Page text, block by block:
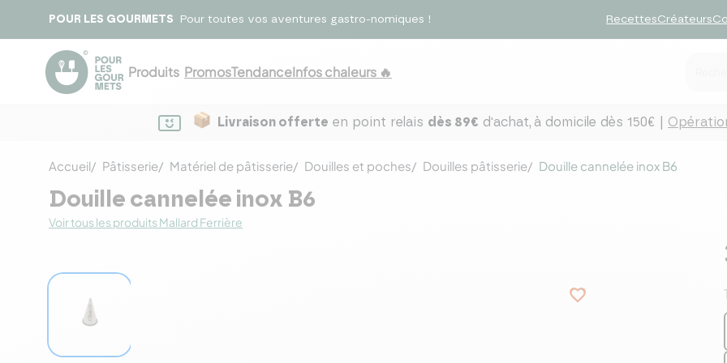
POUR LES GOURMETS Pour toutes vos aventures gastro-nomiques ! RecettesCréateurs
Produits PromosTendanceInfos chaleurs 🔥
Livraison offerte en point relais dès 89€ d'achat, à domicile dès 150€ |
Accueil Pâtisserie Matériel de pâtisserie Douilles et poches Douilles pâtisserie Douille cannelée inox B6
Douille cannelée inox B6
Voir tous les produits Mallard Ferrière
favorite_border